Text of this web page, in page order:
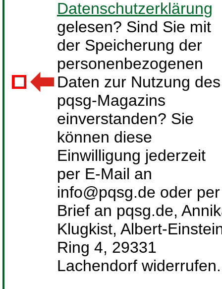
Datenschutzerklärung
gelesen? Sind Sie mit
der Speicherung der
personenbezogenen
Daten zur Nutzung des
pqsg-Magazins
einverstanden? Sie
können diese
Einwilligung jederzeit
per E-Mail an
info@pqsg.de oder per
Brief an pqsg.de,
Klugkist, Albert-
Ring 4, 29331
Lachendorf widerrufen.